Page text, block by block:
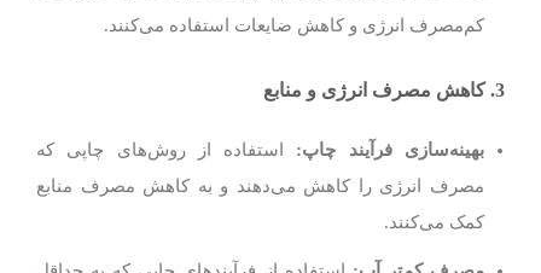
کم‌مصرف انرژی و کاهش ضایعات استفاده می‌کنند.
3. کاهش مصرف انرژی و منابع
بهینه‌سازی فرآیند چاپ: استفاده از روش‌های چاپی که
مصرف انرژی را کاهش می‌دهند و به کاهش مصرف منابع
کمک می‌کنند.